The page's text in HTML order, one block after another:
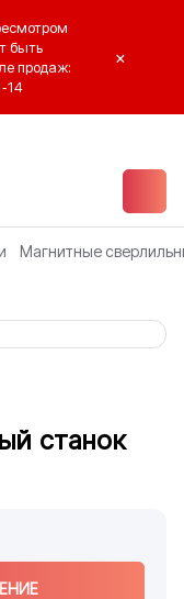
быть
продаж:
×
Магнитные
станок